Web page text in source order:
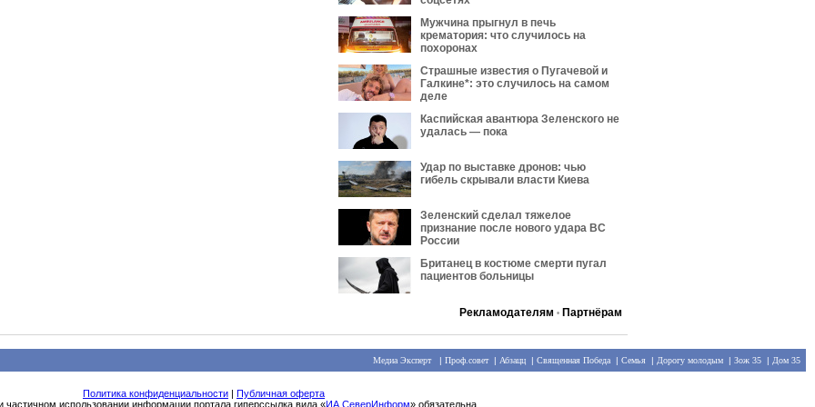
Мужчина прыгнул в печь
крематория: что случилось на
похоронах
Страшные известия о Пугачевой и
Галкине*: это случилось на самом
деле
Каспийская авантюра Зеленского не
удалась — пока
Удар по выставке дронов: чью
гибель скрывали власти Киева
Зеленский сделал тяжелое
признание после нового удара ВС
России
Британец в костюме смерти пугал
пациентов больницы
Рекламодателям • Партнёрам
Медиа Эксперт| Проф.совет| Абзацц | Священная Победа | Семья | Дорогу молодым | Зож 35 | Дом 35
Политика конфиденциальности | Публичная оферта
частичном использовании информации портала гиперссылка вида «ИА СеверИнформ» обязательна.